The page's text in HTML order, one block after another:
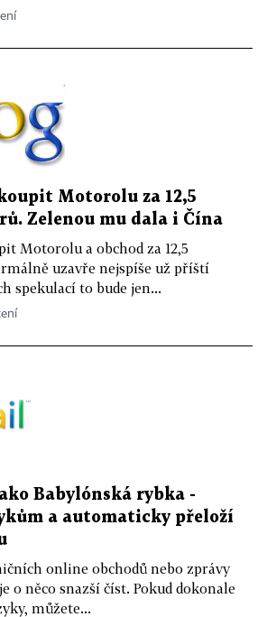
Motorolu za 12,5
Zelenou mu dala i Čína
Motorolu a obchod za 12,5
uzavře nejspíše už příští
spekulací to bude jen...
Babylónská rybka -
a automaticky přeloží
online obchodů nebo zprávy
o něco snazší číst. Pokud dokonale
můžete...